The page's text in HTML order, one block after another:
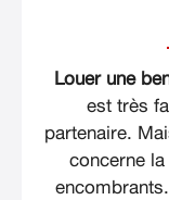
Louer une
est très
partenaire.
concerne